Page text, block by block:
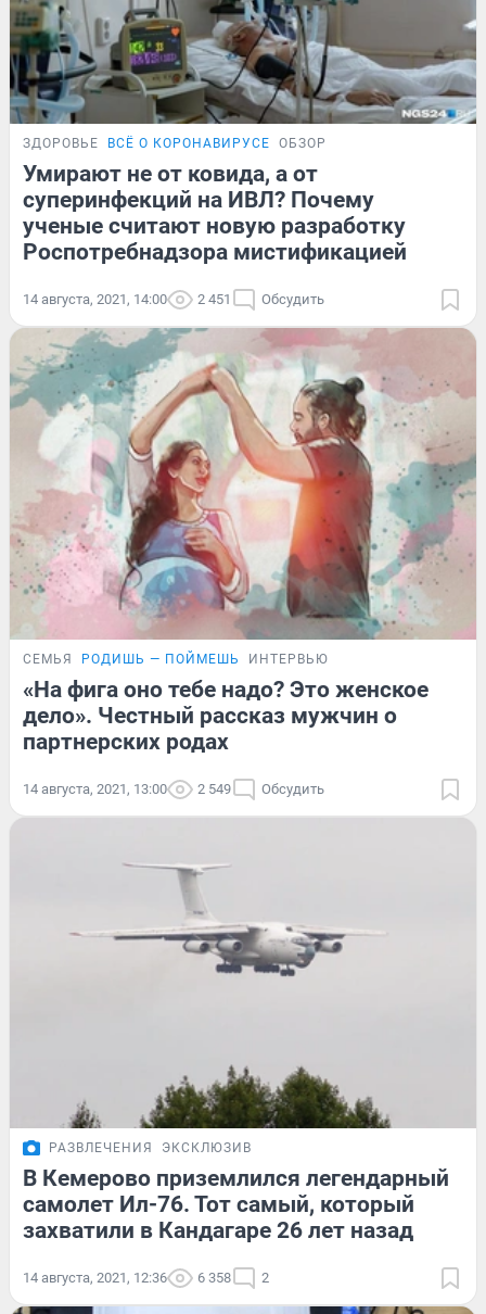
ЗДОРОВЬЕ ВСЁ О КОРОНАВИРУСЕ ОБЗОР
Умирают не от ковида, а от
суперинфекций на ИВЛ? Почему
ученые считают новую разработку
Роспотребнадзора мистификацией
14 августа, 2021, 14:00 2 451 Обсудить
СЕМЬЯ РОДИШЬ — ПОЙМЕШЬ ИНТЕРВЬЮ
«На фига оно тебе надо? Это женское
дело». Честный рассказ мужчин о
партнерских родах
14 августа, 2021, 13:00 2 549 Обсудить
РАЗВЛЕЧЕНИЯ ЭКСКЛЮЗИВ
В Кемерово приземлился легендарный
самолет Ил-76. Тот самый, который
захватили в Кандагаре 26 лет назад
14 августа, 2021, 12:36 6 358 2